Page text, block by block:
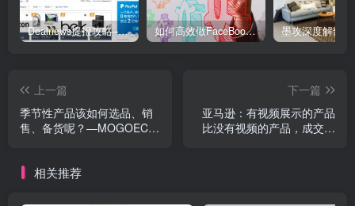
Dealnews提报攻略–美国Top2专业折扣网站 如何高效做FaceBook群组促销推广
上一篇
季节性产品该如何选品、销
售、备货呢？—MOGOEC墨
下一篇
亚马逊：有视频展示的产品
比没有视频的产品，成交量
相关推荐